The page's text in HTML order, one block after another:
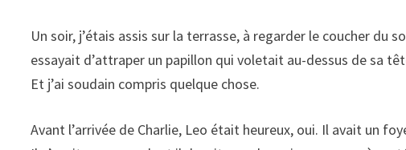
Un soir, j’étais assis sur la terrasse, à regarder le coucher du
essayait d’attraper un papillon qui voletait au-dessus de sa
Et j’ai soudain compris quelque chose.
Avant l’arrivée de Charlie, Leo était heureux, oui. Il avait un